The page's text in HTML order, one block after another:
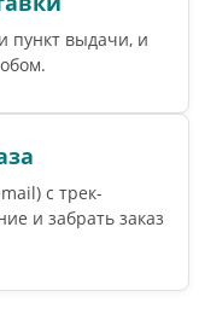
пункт выдачи, и
c трек-
и забрать заказ